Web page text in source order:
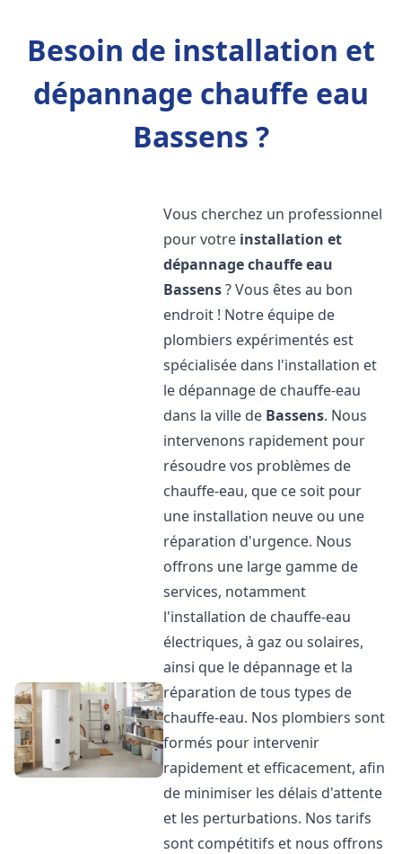
Besoin de installation et
dépannage chauffe eau
Bassens ?
Vous cherchez un professionnel
pour votre installation et
dépannage chauffe eau
Bassens? Vous êtes au bon
endroit ! Notre équipe de
plombiers expérimentés est
spécialisée dans l'installation et
le dépannage de chauffe-eau
dans la ville de Bassens. Nous
intervenons rapidement pour
résoudre vos problèmes de
chauffe-eau, que ce soit pour
une installation neuve ou une
réparation d'urgence. Nous
offrons une large gamme de
services, notamment
l'installation de chauffe-eau
électriques, à gaz ou solaires,
ainsi que le dépannage et la
réparation de tous types de
chauffe-eau. Nos plombiers sont
formés pour intervenir
rapidement et efficacement, afin
de minimiser les délais d'attente
et les perturbations. Nos tarifs
sont compétitifs et nous offrons